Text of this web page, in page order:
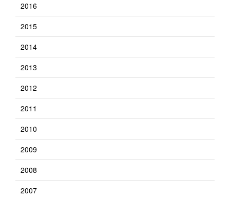
2016
2015
2014
2013
2012
2011
2010
2009
2008
2007